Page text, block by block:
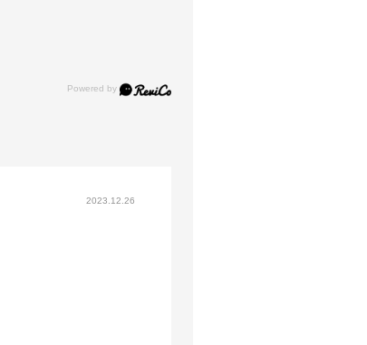
2023.12.26